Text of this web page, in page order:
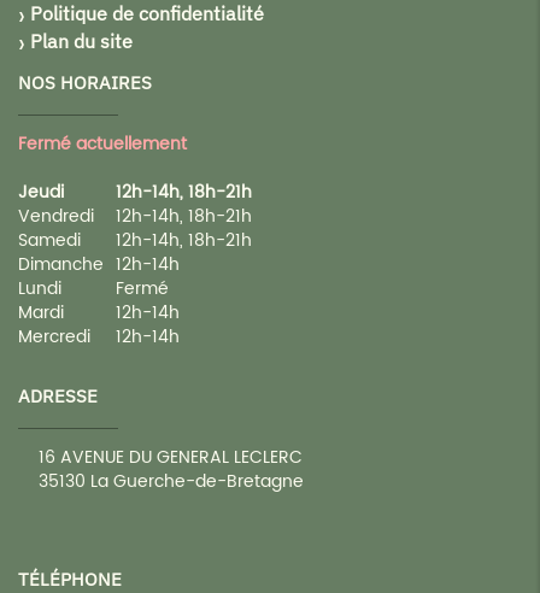
Politique de confidentialité
Plan du site
NOS HORAIRES
Fermé actuellement
Jeudi
12h-14h, 18h-21h
Vendredi
12h-14h, 18h-21h
Samedi
12h-14h, 18h-21h
Dimanche 12h-14h
Lundi
Fermé
Mardi
12h-14h
Mercredi
12h-14h
ADRESSE
16 AVENUE DU GENERAL LECLERC
35130 La Guerche-de-Bretagne
TÉLÉPHONE